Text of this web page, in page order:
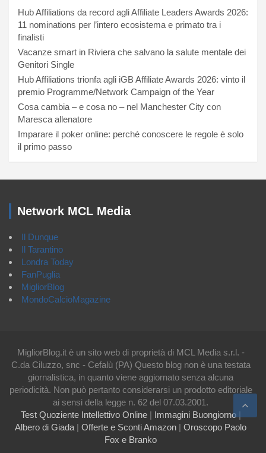
Hub Affiliations da record agli Affiliate Leaders Awards 2026:
11 nominations per l’intero ecosistema e primato tra i
finalisti
Vacanze smart in Riviera che salvano la salute mentale dei
Genitori Single
Hub Affiliations trionfa agli iGB Affiliate Awards 2026: vinto il
premio Programme/Network Campaign of the Year
Cosa cambia – e cosa no – nel Manchester City con
Maresca allenatore
Imparare il poker online: perché conoscere le regole è solo
il primo passo
Network MCL Media
Il Dunque
Il Tarantino
Londra Today
FanPuglia
MigliorBlog
MondoCalcioMagazine
MigliorBlog.it è un sito web di proprietà di MCL Media s.r.l. -
C.da Ciluzzo, snc - Cefalù (PA) Questo blog non è una testata
giornalistica, in quanto viene aggiornato senza alcuna
periodicità. Non può pertanto considerarsi un prodotto editoriale
ai sensi della legge n. 62 del 07.03.2001.
Test Quoziente Intellettivo Online| Immagini Buongiorno|
Albero di Giada | Offerte e Sconti Amazon | Oroscopo Paolo
Fox e Branko